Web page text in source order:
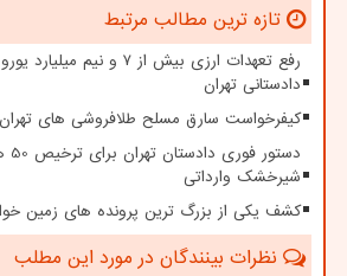
تازه ترین مطالب مرتبط
رفع تعهدات ارزی بیش از ۷ و
دادستانی تهران
کیفرخواست سارق مسلح طلافروشی های
شیرخشک وارداتی
کشف یکی از بزرگ ترین پرونده های زمین
نظرات بینندگان در مورد این مطلب